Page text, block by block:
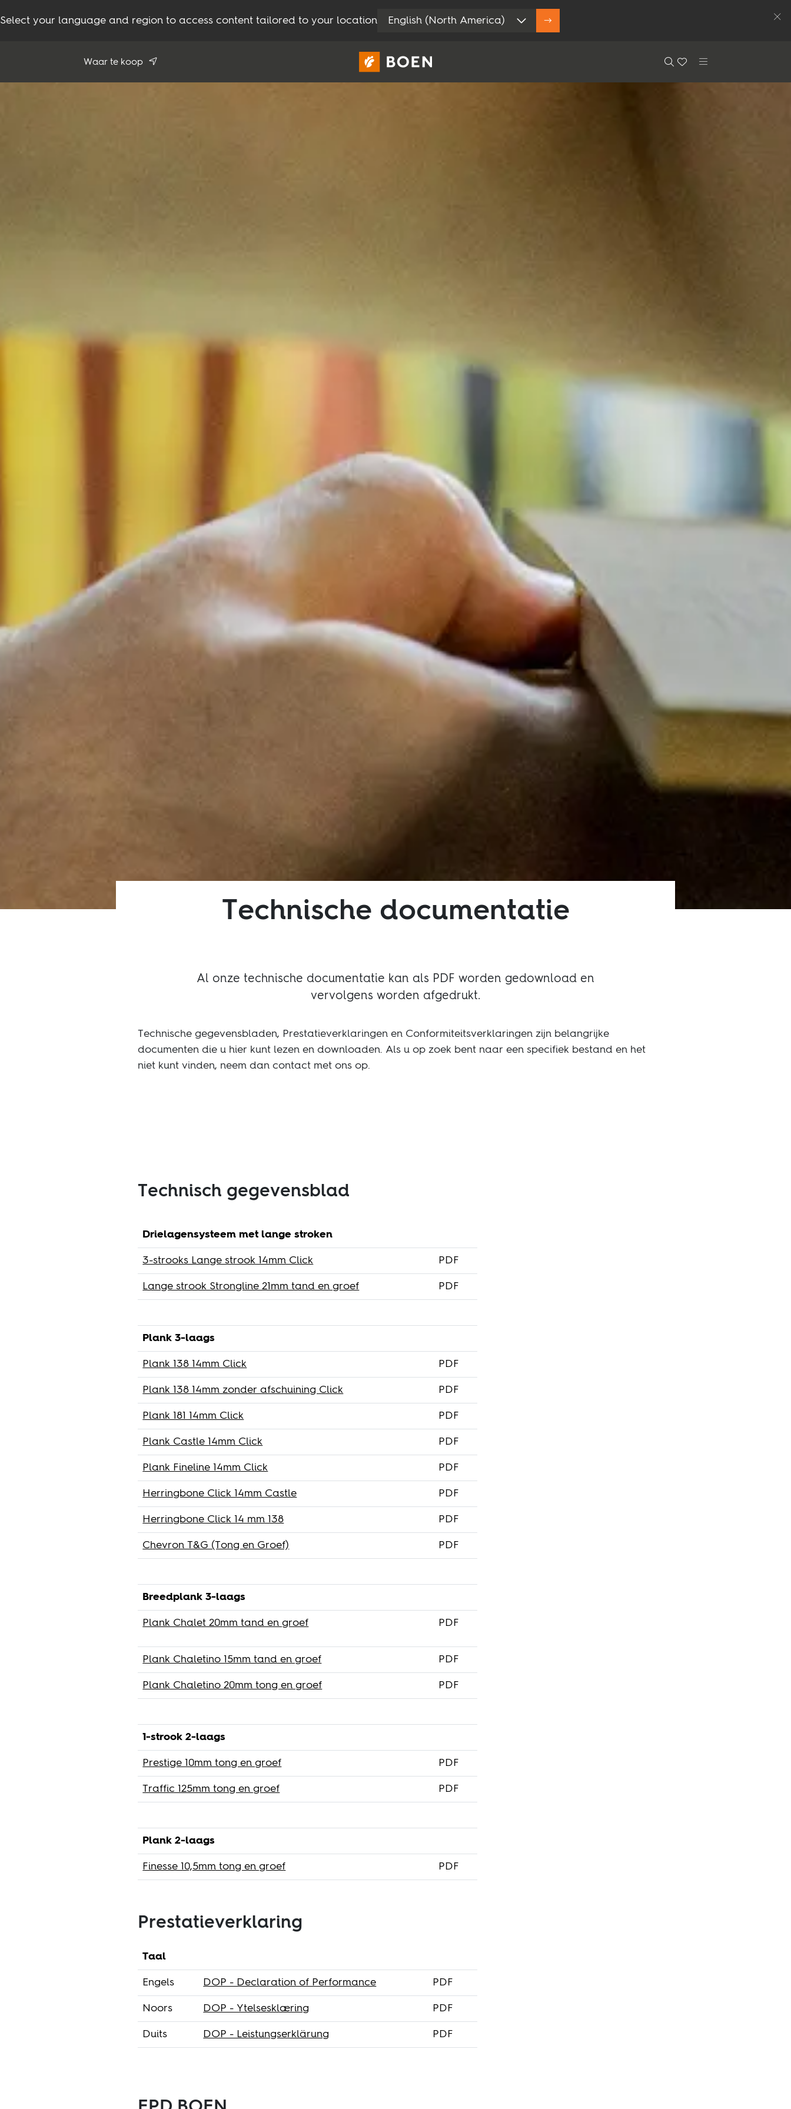
Select your language and region to access content tailored to your location English (North America)
Waar te koop
Mijn locatie gebruiken
SearchFloor.Wishlist
Technische documentatie
Al onze technische documentatie kan als PDF worden gedownload en
vervolgens worden afgedrukt.
Technische gegevensbladen, Prestatieverklaringen en Conformiteitsverklaringen zijn belangrijke
documenten die u hier kunt lezen en downloaden. Als u op zoek bent naar een specifiek bestand en het
niet kunt vinden, neem dan contact met ons op.
Technisch gegevensblad
Drielagensysteem met lange stroken
3-strooks Lange strook 14mm Click PDF
Lange strook Strongline 21mm tand en groef PDF
Plank 3-laags
Plank 138 14mm Click PDF
Plank 138 14mm zonder afschuining Click PDF
Plank 181 14mm Click PDF
Plank Castle 14mm Click PDF
Plank Fineline 14mm Click PDF
Herringbone Click 14mm Castle PDF
Herringbone Click 14 mm 138 PDF
Chevron T&G (Tong en Groef) PDF
Breedplank 3-laags
Plank Chalet 20mm tand en groef PDF
Plank Chaletino 15mm tand en groef PDF
Plank Chaletino 20mm tong en groef PDF
1-strook 2-laags
Prestige 10mm tong en groef PDF
Traffic 125mm tong en groef PDF
Plank 2-laags
Finesse 10,5mm tong en groef PDF
Prestatieverklaring
Taal
Engels DOP - Declaration of Performance PDF
Noors DOP - Ytelsesklæring PDF
Duits DOP - Leistungserklärung PDF